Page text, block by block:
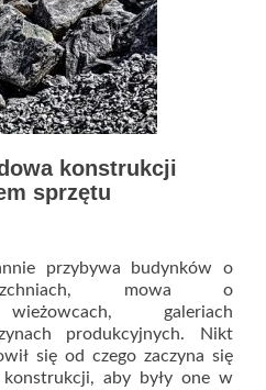
konstrukcji
sprzętu
przybywa budynków o
mowa o
wieżowcach, galeriach
produkcyjnych. Nikt
się od czego zaczyna się
aby były one w